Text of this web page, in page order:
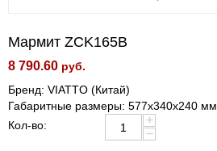
Мармит ZCK165B
8 790.60 руб.
Бренд: VIATTO (Китай)
Габаритные размеры: 577x340x240 мм
Кол-во:
+
−